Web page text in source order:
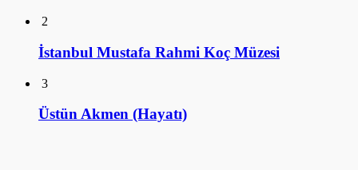
2
İstanbul Mustafa Rahmi Koç Müzesi
3
Üstün Akmen (Hayatı)